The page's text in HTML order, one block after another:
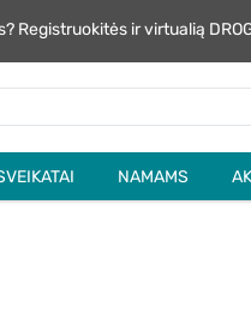
Registruokitės ir virtualią
NAMAMS